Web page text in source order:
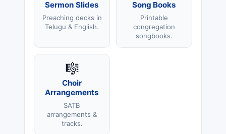
Sermon Slides
Preaching decks in
Telugu & English.
Song Books
Printable
congregation
songbooks.
🎼
Choir
Arrangements
SATB
arrangements &
tracks.